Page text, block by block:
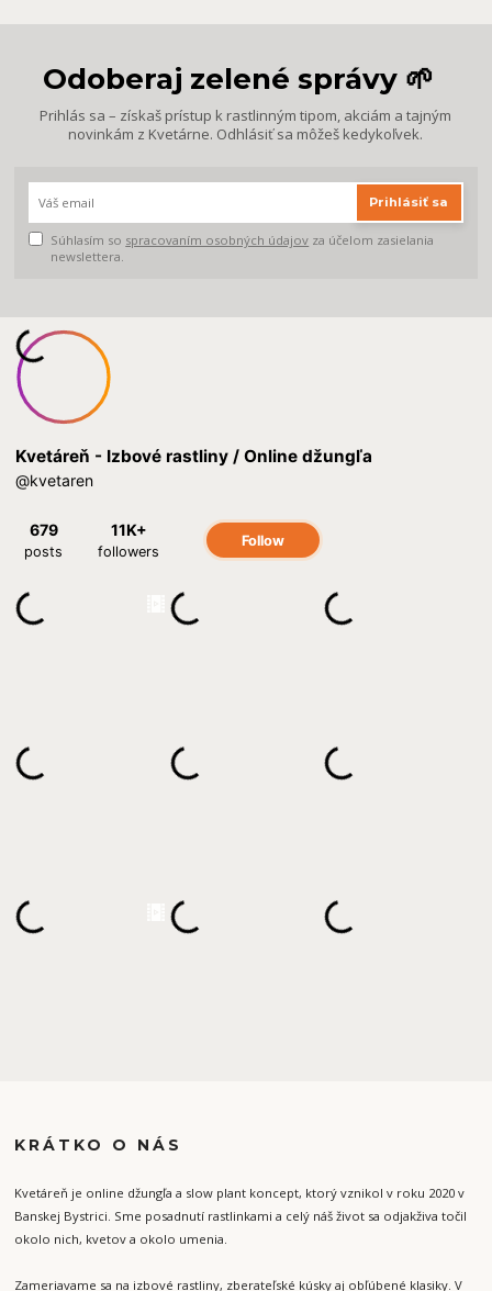
Odoberaj zelené správy 🌱
Prihlás sa – získaš prístup k rastlinným tipom, akciám a tajným
novinkám z Kvetárne. Odhlásiť sa môžeš kedykoľvek.
Prihlásiť sa
Súhlasím so spracovaním osobných údajov za účelom zasielania
newslettera.
KRÁTKO O NÁS
Kvetáreň je online džungľa a slow plant koncept, ktorý vznikol v roku 2020 v
Banskej Bystrici. Sme posadnutí rastlinkami a celý náš život sa odjakživa točil
okolo nich, kvetov a okolo umenia.
Zameriavame sa na izbové rastliny, zberateľské kúsky aj obľúbené klasiky. V